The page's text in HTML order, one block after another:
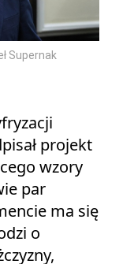
Supernak
projekt
wzory
par
ma się
o